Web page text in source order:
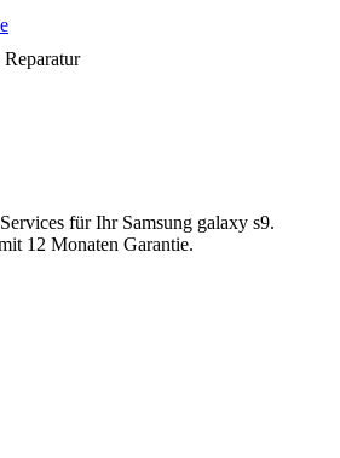
Reparatur
für Ihr Samsung galaxy s9.
12 Monaten Garantie.